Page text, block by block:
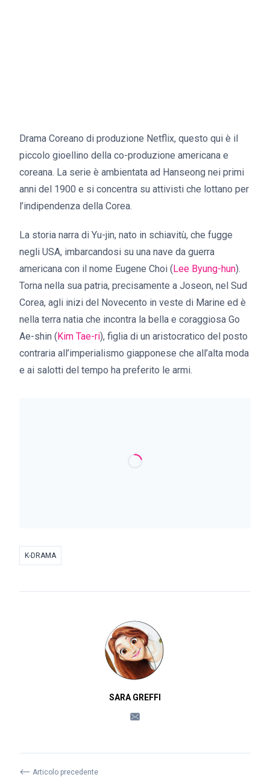
Drama Coreano di produzione Netflix, questo qui è il
piccolo gioellino della co-produzione americana e
coreana. La serie è ambientata ad Hanseong nei primi
anni del 1900 e si concentra su attivisti che lottano per
l’indipendenza della Corea.
La storia narra di Yu-jin, nato in schiavitù, che fugge
negli USA, imbarcandosi su una nave da guerra
americana con il nome Eugene Choi (Lee Byung-hun).
Torna nella sua patria, precisamente a Joseon, nel Sud
Corea, agli inizi del Novecento in veste di Marine ed è
nella terra natia che incontra la bella e coraggiosa Go
Ae-shin (Kim Tae-ri), figlia di un aristocratico del posto
contraria all’imperialismo giapponese che all’alta moda
e ai salotti del tempo ha preferito le armi.
K-DRAMA
SARA GREFFI
⟵ Articolo precedente